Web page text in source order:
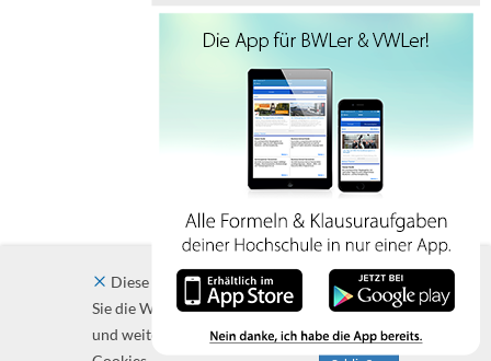
Diese Website verwendet Cookies. Indem
Sie die Website und ihre Angebote nutzen
und weiter navigieren, akzeptieren Sie diese